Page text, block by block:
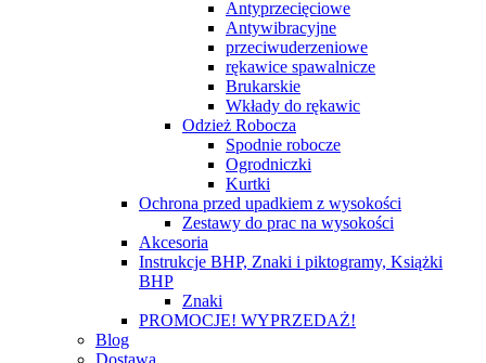
Antyprzecięciowe
Antywibracyjne
przeciwuderzeniowe
rękawice spawalnicze
Brukarskie
Wkłady do rękawic
Odzież Robocza
Spodnie robocze
Ogrodniczki
Kurtki
Ochrona przed upadkiem z wysokości
Zestawy do prac na wysokości
Akcesoria
Instrukcje BHP, Znaki i piktogramy, Książki
BHP
Znaki
PROMOCJE! WYPRZEDAŻ!
Blog
Dostawa